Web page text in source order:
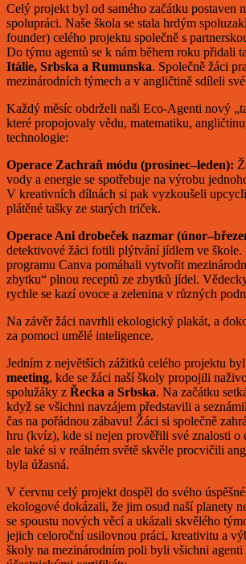
Celý projekt byl od samého začátku postaven
spolupráci. Naše škola se stala hrdým
founder) celého projektu společně s
Do týmu agentů se k nám během roku přidali
Itálie, Srbska a Rumunska. Společně žáci
mezinárodních týmech a v angličtině sdíleli
Každý měsíc obdrželi naši Eco-Agenti nový
které propojovaly vědu, matematiku,
technologie:
Operace Zachraň módu (prosinec–leden):
vody a energie se spotřebuje na výrobu
V kreativních dílnách si pak vyzkoušeli
plátěné tašky ze starých triček.
Operace Ani drobeček nazmar
detektivové žáci fotili plýtvání jídlem ve škole.
programu Canva pomáhali vytvořit
zbytku“ plnou receptů ze zbytků jídel.
rychle se kazí ovoce a zelenina v různých
Na závěr žáci navrhli ekologický plakát, a
za pomoci umělé inteligence.
Jedním z největších zážitků celého projektu
meeting, kde se žáci naší školy propojili
spolužáky z Řecka a Srbska. Na začátku
když se všichni navzájem představili a
čas na pořádnou zábavu! Žáci si společně
hru (kvíz), kde si nejen prověřili své znalosti o
ale také si v reálném světě skvěle procvičili
byla úžasná.
V červnu celý projekt dospěl do svého
ekologové dokázali, že jim osud naší planety
se spoustu nových věcí a ukázali skvělého
jejich celoroční usilovnou práci, kreativitu a
školy na mezinárodním poli byli všichni agenti